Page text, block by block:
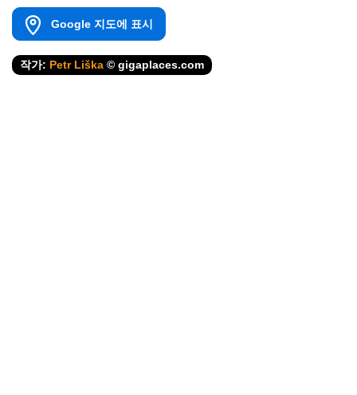
Google 지도에 표시
작가: Petr Liška © gigaplaces.com